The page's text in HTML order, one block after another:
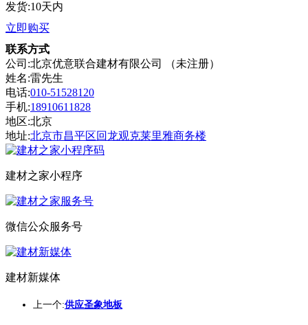
发货:10天内
立即购买
联系方式
公司:北京优意联合建材有限公司 （未注册）
姓名:雷先生
电话:010-51528120
手机:18910611828
地区:北京
地址:北京市昌平区回龙观克莱里雅商务楼
建材之家小程序
微信公众服务号
建材新媒体
上一个:供应圣象地板